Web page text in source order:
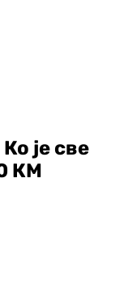
је све
КМ